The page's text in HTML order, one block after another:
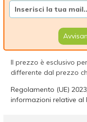
Il prezzo è esclusivo
differente dal prezzo
Regolamento (UE)
informazioni relative al